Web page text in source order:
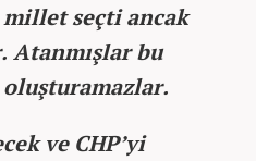
seçti ancak
Atanmışlar bu
ve CHP’yi